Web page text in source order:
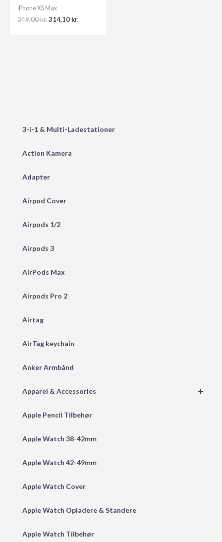
3-i-1 & Multi-Ladestationer
Action Kamera
Adapter
Airpod Cover
Airpods 1/2
Airpods 3
AirPods Max
Airpods Pro 2
Airtag
AirTag keychain
Anker Armbånd
+
Apparel & Accessories
Apple Pencil Tilbehør
Apple Watch 38-42mm
Apple Watch 42-49mm
Apple Watch Cover
Apple Watch Opladere & Standere
Apple Watch Tilbehør
iPhone XS Max
349,00kr.Original
314,10 kr.